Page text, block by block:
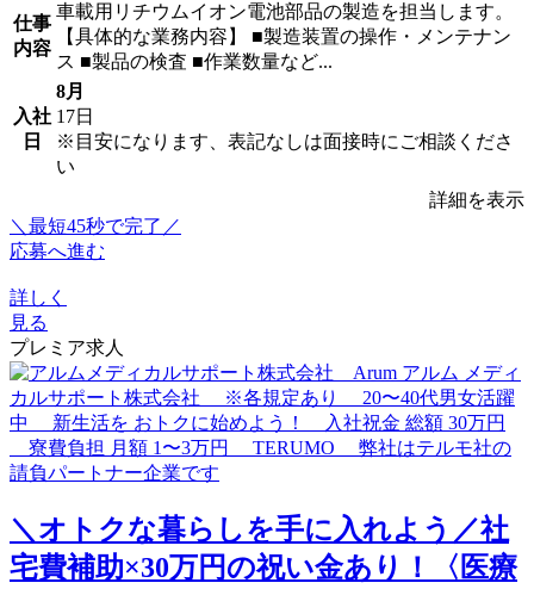
仕事
内容
車載用リチウムイオン電池部品の製造を担当します。
【具体的な業務内容】 ■製造装置の操作・メンテナン
ス ■製品の検査 ■作業数量など...
入社
日
8月
17日
※目安になります、表記なしは面接時にご相談くださ
い
詳細を表示
＼最短45秒で完了／
応募へ進む
詳しく
見る
プレミア求人
＼オトクな暮らしを手に入れよう／社
宅費補助×30万円の祝い金あり！〈医療